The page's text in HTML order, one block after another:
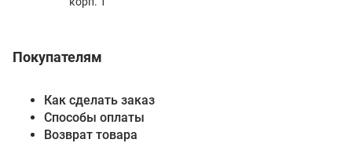
Покупателям
Как сделать заказ
Способы оплаты
Возврат товара